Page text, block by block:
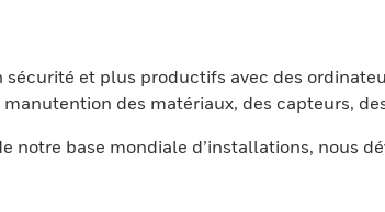
et plus productifs avec des
des matériaux, des capteurs,
notre base mondiale d’installations, nous